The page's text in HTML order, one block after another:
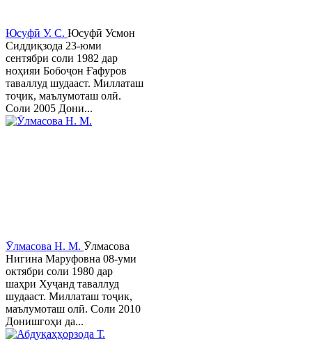
Юсуфӣ У. C. Юсуфӣ Усмон
Сиддиқзода 23-юми
сентябри соли 1982 дар
ноҳияи Бобоҷон Ғафуров
таваллуд шудааст. Миллаташ
тоҷик, маълумоташ олӣ.
Соли 2005 Дони...
Ӯлмасова Н. М. Ӯлмасова
Нигина Маруфовна 08-уми
октябри соли 1980 дар
шаҳри Хуҷанд таваллуд
шудааст. Миллаташ тоҷик,
маълумоташ олӣ. Соли 2010
Донишгоҳи да...